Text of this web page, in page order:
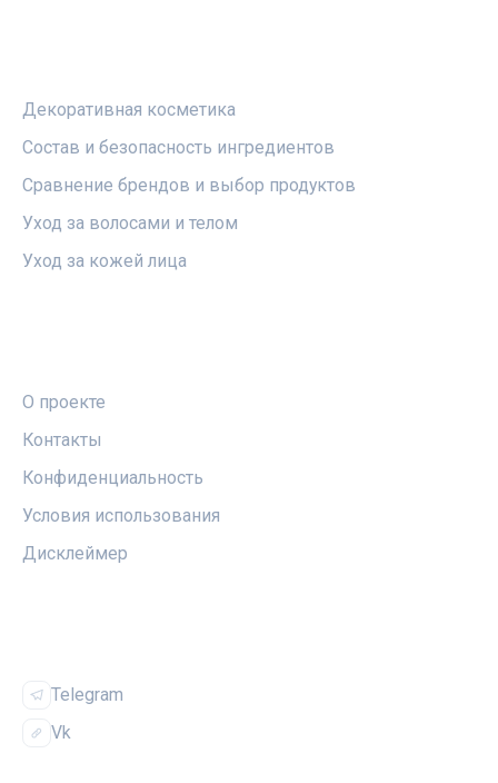
Декоративная косметика
Состав и безопасность ингредиентов
Сравнение брендов и выбор продуктов
Уход за волосами и телом
Уход за кожей лица
О проекте
Контакты
Конфиденциальность
Условия использования
Дисклеймер
Telegram
Vk